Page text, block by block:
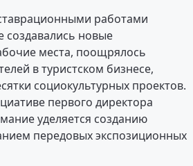
работами
создавались новые
места, поощрялось
в туристском бизнесе,
социокультурных проектов.
первого директора
уделяется созданию
передовых экспозиционных